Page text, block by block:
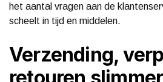
het aantal vragen aan de
scheelt in tijd en middelen.
Verzending,
retouren slimmer